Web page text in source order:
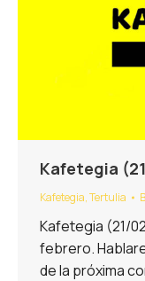
Kafetegia
Kafetegia,Tertulia
Kafetegia (21/
febrero.
de la próxima